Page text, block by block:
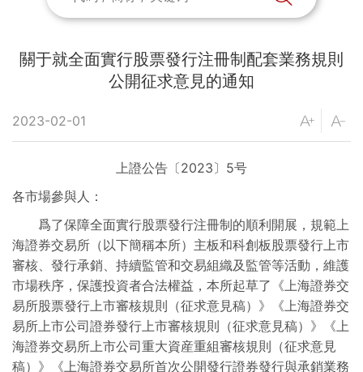
本所業務規則
本所業務指南與流程
制度規則彙編
關于就全面實行股票發行注冊制配套業務規則
公開征求意見的通知
2023-02-01
上證公告〔2023〕5号
各市場參與人：
爲了保障全面實行股票發行注冊制的順利開展，規範上
海證券交易所（以下簡稱本所）主板和科創板股票發行上市
審核、發行承銷、持續監管和交易組織及監管等活動，維護
市場秩序，保護投資者合法權益，本所起草了《上海證券交
易所股票發行上市審核規則（征求意見稿）》《上海證券交
易所上市公司證券發行上市審核規則（征求意見稿）》《上
海證券交易所上市公司重大資産重組審核規則（征求意見
稿）》《上海證券交易所首次公開發行證券發行與承銷業務